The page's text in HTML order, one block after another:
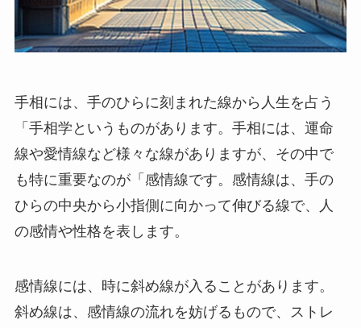
手相には、手のひらに刻まれた線から人生を占う
「手相学というものがあります。手相には、運命
線や愛情線など様々な線がありますが、その中で
も特に重要なのが「感情線です。感情線は、手の
ひらの中央から小指側に向かって伸びる線で、人
の感情や性格を表します。
感情線には、時に斜め線が入ることがあります。
斜め線は、感情線の流れを妨げるもので、ストレ